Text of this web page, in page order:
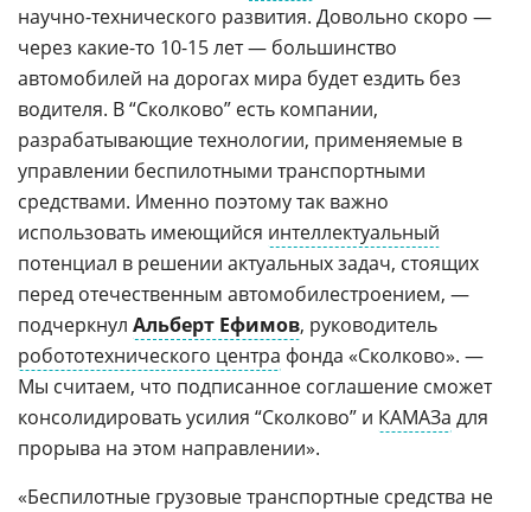
научно-технического развития. Довольно скоро —
через какие-то 10-15 лет — большинство
автомобилей на дорогах мира будет ездить без
водителя. В “Сколково” есть компании,
разрабатывающие технологии, применяемые в
управлении беспилотными транспортными
средствами. Именно поэтому так важно
использовать имеющийся интеллектуальный
потенциал в решении актуальных задач, стоящих
перед отечественным автомобилестроением, —
подчеркнул Альберт Ефимов, руководитель
робототехнического центра фонда «Сколково». —
Мы считаем, что подписанное соглашение сможет
консолидировать усилия “Сколково” и КАМАЗа для
прорыва на этом направлении».
«Беспилотные грузовые транспортные средства не